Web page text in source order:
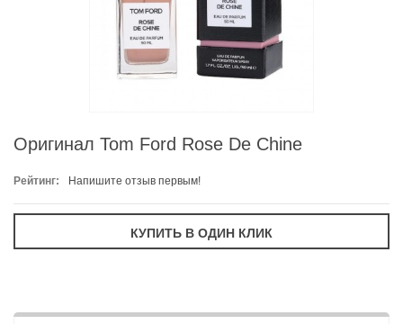
Оригинал Tom Ford Rose De Chine
Рейтинг: Напишите отзыв первым!